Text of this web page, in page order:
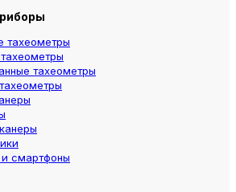
тахеометры
тахеометры
смартфоны